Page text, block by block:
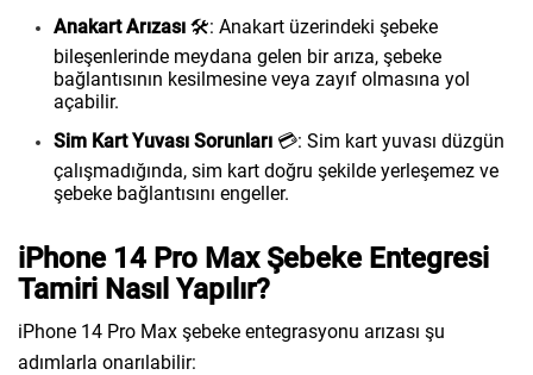
Anakart Arızası 🛠️: Anakart üzerindeki şebeke
bileşenlerinde meydana gelen bir arıza, şebeke
bağlantısının kesilmesine veya zayıf olmasına yol
açabilir.
Sim Kart Yuvası Sorunları 💳: Sim kart yuvası düzgün
çalışmadığında, sim kart doğru şekilde yerleşemez ve
şebeke bağlantısını engeller.
iPhone 14 Pro Max Şebeke Entegresi
Tamiri Nasıl Yapılır?
iPhone 14 Pro Max şebeke entegrasyonu arızası şu
adımlarla onarılabilir: